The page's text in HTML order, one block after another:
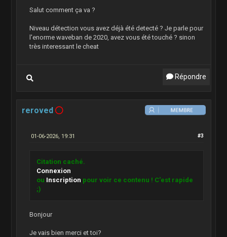
Salut comment ça va ?
Niveau détection vous avez déjà été detecté ? Je parle pour
l'enorme waveban de 2020, avez vous été touché ? sinon
très interessant le cheat
Répondre
reroved
#3
01-06-2026, 19:31
Citation caché.
Connexion
ou Inscription pour voir ce contenu ! C'est rapide
;)
Bonjour
Je vais bien merci et toi?